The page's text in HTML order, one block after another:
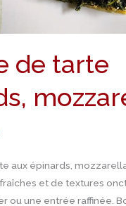
de tarte
aux épinards,
et de textures
ou une entrée raffinée.